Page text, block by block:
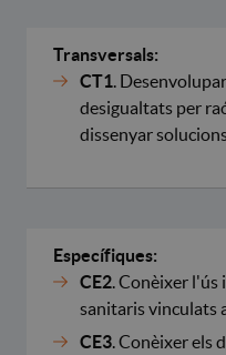
Transversals:
CT1 .
desigualtats per
dissenyar
Específiques:
CE2 . Conèixer
sanitaris vinculats
CE3 . Conèixer els